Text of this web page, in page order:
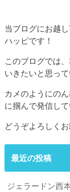
当ブログにお越
ハッピです！
このブログでは
いきたいと思って
カメのようにの
に掴んで発信し
どうぞよろしく
最近の投稿
ジェラードン西